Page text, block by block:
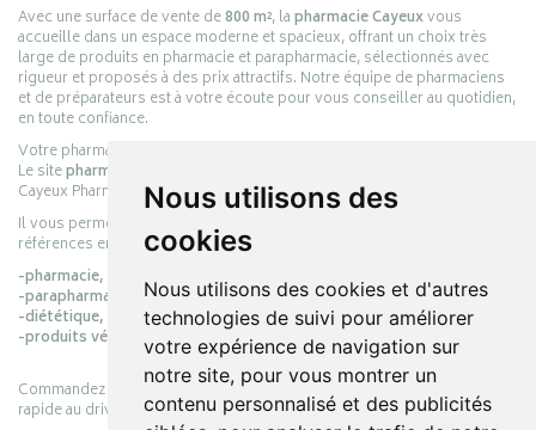
Nous utilisons des
cookies
Nous utilisons des cookies et d'autres
technologies de suivi pour améliorer
votre expérience de navigation sur
notre site, pour vous montrer un
contenu personnalisé et des publicités
Avec une surface de vente de800 m², lapharmacie Cayeuxvous
accueille dans un espace moderne et spacieux, offrant un choix très
large de produits en pharmacie et parapharmacie, sélectionnés avec
rigueur et proposés à des prix attractifs. Notre équipe de pharmaciens
et de préparateurs est à votre écoute pour vous conseiller au quotidien,
en toute confiance.
Votre pharmacie en ligne :
Le sitepharmacie-cayeux.fr
Cayeux Pharmabest Berck-sur-Mer – Rang-du-Fliers.
Il vous permet de réaliser vos achats en ligne parmi des milliers de
références en :
-pharmacie,
-parapharmacie,
-diététique,
-produits vétérinaires.
Commandez simplement vos produits en ligne et choisissez le retrait
rapide au drive ou la livraison à domicile, en toute simplicité.